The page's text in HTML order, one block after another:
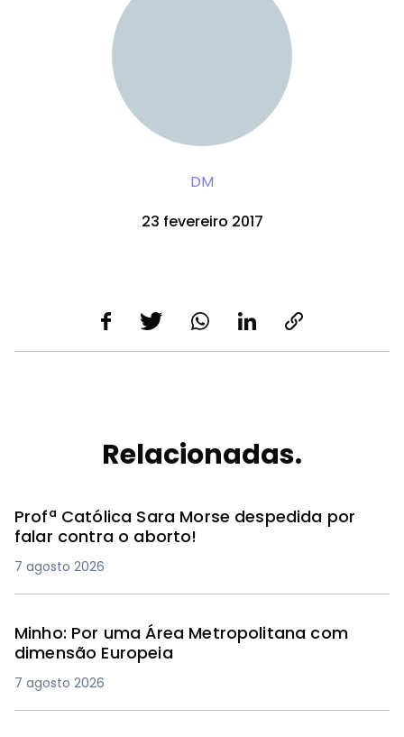
DM
23 fevereiro 2017
Relacionadas.
Profª Católica Sara Morse despedida por
falar contra o aborto!
7 agosto 2026
Minho: Por uma Área Metropolitana com
dimensão Europeia
7 agosto 2026